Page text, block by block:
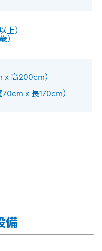
上）
）
x 高200cm）
x 長170cm）
備